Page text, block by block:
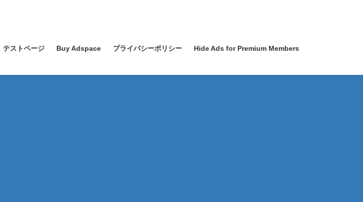
テストページ Buy Adspace プライバシーポリシー Hide Ads for Premium Members